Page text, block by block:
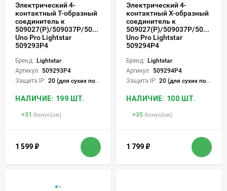
Электрический 4-
контактный Т-образный
соединитель к
509027(P)/509037P/509227(P)/509237P
Uno Pro Lightstar
509293P4
Бренд: Lightstar
Артикул: 509293P4
Защита IP: 20 (для сухих пом.)
НАЛИЧИЕ: 199 ШТ.
+31 бонус(ов)
1 599 ₽
Электрический 4-
контактный Х-образный
соединитель к
509027(P)/509037P/
Uno Pro Lightstar
509294P4
Бренд: Lightstar
Артикул: 509294P4
Защита IP: 20 (для сухих пом.)
НАЛИЧИЕ: 100 ШТ.
+35 бонус(ов)
1 799 ₽